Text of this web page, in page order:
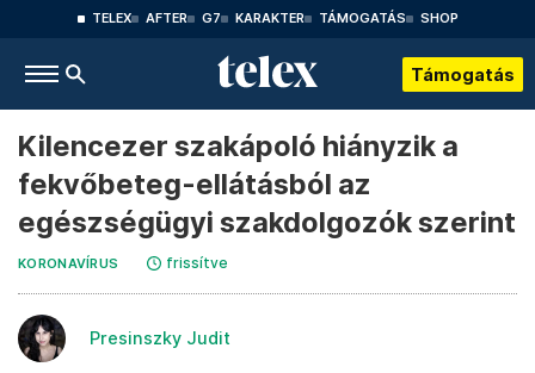
TELEX AFTER G7 KARAKTER TÁMOGATÁS SHOP
Támogatás
Kilencezer szakápoló hiányzik a
fekvőbeteg-ellátásból az
egészségügyi szakdolgozók szerint
KORONAVÍRUS frissítve
Presinszky Judit